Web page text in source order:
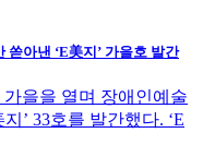
아낸 ‘E美지’ 가을호 발간
을을 열며 장애인예술
’ 33호를 발간했다. ‘E